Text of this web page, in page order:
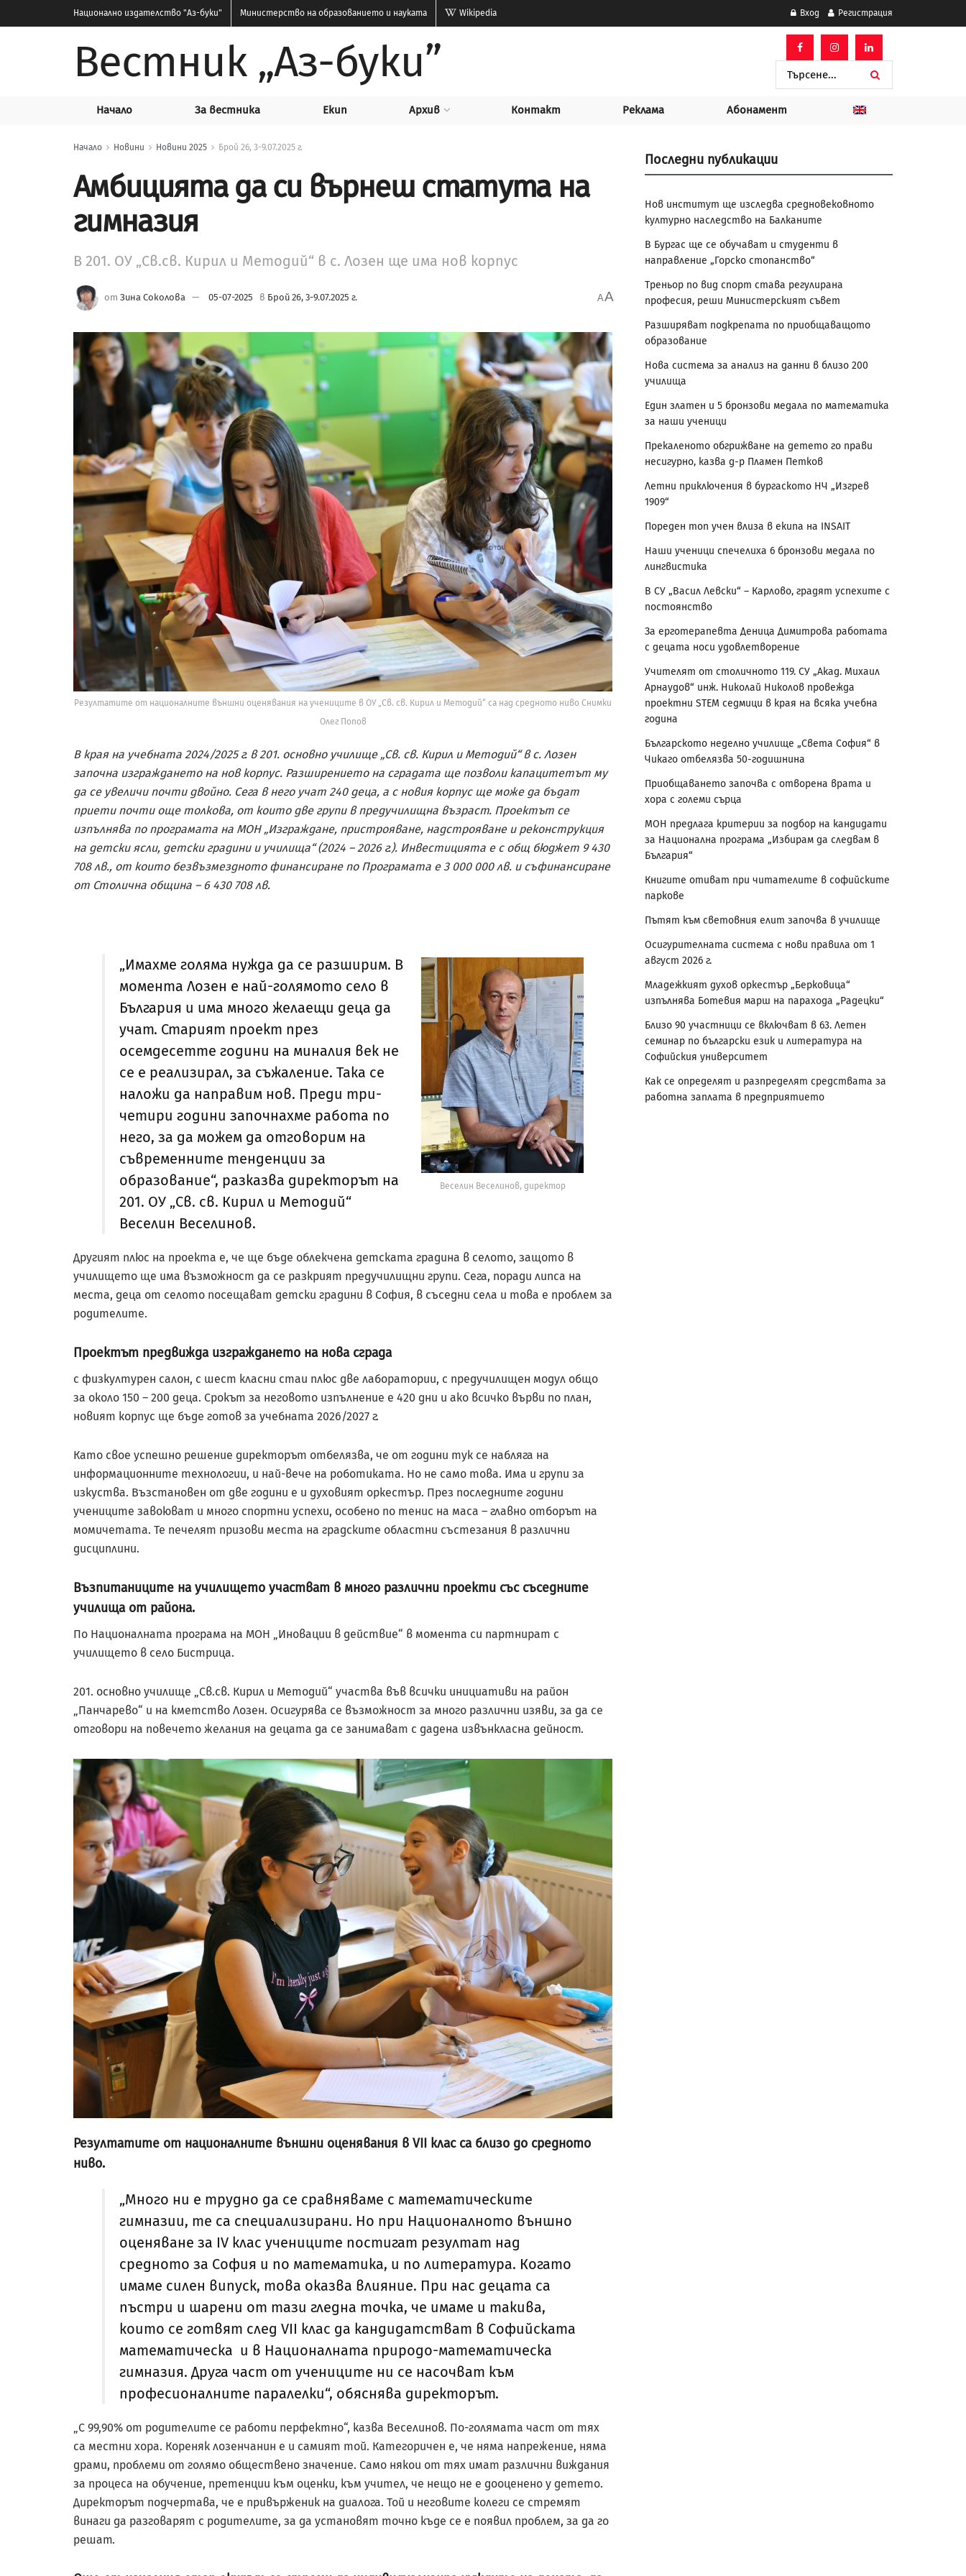
Национално издателство "Аз-буки" Министерство на образованието и науката Wikipedia Вход Регистрация
Вестник „Аз-буки”
Начало За вестника Екип Архив Контакт Реклама Абонамент
Начало Новини Новини 2025 Брой 26, 3-9.07.2025 г.
Амбицията да си върнеш статута на
гимназия
В 201. ОУ „Св.св. Кирил и Методий“ в с. Лозен ще има нов корпус
от Зина Соколова 05-07-2025 в Брой 26, 3-9.07.2025 г. AA
Резултатите от националните външни оценявания на учениците в ОУ „Св. св. Кирил и Методий“ са над средното ниво Снимки
Олег Попов
В края на учебната 2024/2025г. в 201. основно училище „Св. св. Кирил и Методий“ в с. Лозен
започна изграждането на нов корпус. Разширението на сградата ще позволи капацитетът му
да се увеличи почти двойно. Сега в него учат 240 деца, а с новия корпус ще може да бъдат
приети почти още толкова, от които две групи в предучилищна възраст. Проектът се
изпълнява по програмата на МОН „Изграждане, пристрояване, надстрояване и реконструкция
на детски ясли, детски градини и училища“ (2024 – 2026 г.). Инвестицията е с общ бюджет 9 430
708 лв., от които безвъзмездното финансиране по Програмата е 3 000 000 лв. и съфинансиране
от Столична община – 6 430 708 лв.
Веселин Веселинов, директор
„Имахме голяма нужда да се разширим. В
момента Лозен е най-голямото село в
България и има много желаещи деца да
учат. Старият проект през
осемдесетте години на миналия век не
се е реализирал, за съжаление. Така се
наложи да направим нов. Преди три-
четири години започнахме работа по
него, за да можем да отговорим на
съвременните тенденции за
образование“, разказва директорът на
201. ОУ „Св. св. Кирил и Методий“
Веселин Веселинов.
Другият плюс на проекта е, че ще бъде облекчена детската градина в селото, защото в
училището ще има възможност да се разкрият предучилищни групи. Сега, поради липса на
места, деца от селото посещават детски градини в София, в съседни села и това е проблем за
родителите.
Проектът предвижда изграждането на нова сграда
с физкултурен салон, с шест класни стаи плюс две лаборатории, с предучилищен модул общо
за около 150 – 200 деца. Срокът за неговото изпълнение е 420 дни и ако всичко върви по план,
новият корпус ще бъде готов за учебната 2026/2027 г.
Като свое успешно решение директорът отбелязва, че от години тук се набляга на
информационните технологии, и най-вече на роботиката. Но не само това. Има и групи за
изкуства. Възстановен от две години е и духовият оркестър. През последните години
учениците завоюват и много спортни успехи, особено по тенис на маса – главно отборът на
момичетата. Те печелят призови места на градските областни състезания в различни
дисциплини.
Възпитаниците на училището участват в много различни проекти със съседните
училища от района.
По Националната програма на МОН „Иновации в действие“ в момента си партнират с
училището в село Бистрица.
201. основно училище „Св.св. Кирил и Методий“ участва във всички инициативи на район
„Панчарево“ и на кметство Лозен. Осигурява се възможност за много различни изяви, за да се
отговори на повечето желания на децата да се занимават с дадена извънкласна дейност.
Резултатите от националните външни оценявания в VII клас са близо до средното
ниво.
„Много ни е трудно да се сравняваме с математическите
гимназии, те са специализирани. Но при Националното външно
оценяване за IV клас учениците постигат резултат над
средното за София и по математика, и по литература. Когато
имаме силен випуск, това оказва влияние. При нас децата са
пъстри и шарени от тази гледна точка, че имаме и такива,
които се готвят след VII клас да кандидатстват в Софийската
математическа и в Националната природо-математическа
гимназия. Друга част от учениците ни се насочват към
професионалните паралелки“, обяснява директорът.
„С 99,90% от родителите се работи перфектно“, казва Веселинов. По-голямата част от тях
са местни хора. Кореняк лозенчанин е и самият той. Категоричен е, че няма напрежение, няма
драми, проблеми от голямо обществено значение. Само някои от тях имат различни виждания
за процеса на обучение, претенции към оценки, към учител, че нещо не е дооценено у детето.
Директорът подчертава, че е привърженик на диалога. Той и неговите колеги се стремят
винаги да разговарят с родителите, за да установят точно къде се е появил проблем, за да го
решат.
Последни публикации
Нов институт ще изследва средновековното
културно наследство на Балканите
В Бургас ще се обучават и студенти в
направление „Горско стопанство“
Треньор по вид спорт става регулирана
професия, реши Министерският съвет
Разширяват подкрепата по приобщаващото
образование
Нова система за анализ на данни в близо 200
училища
Един златен и 5 бронзови медала по математика
за наши ученици
Прекаленото обгрижване на детето го прави
несигурно, казва д-р Пламен Петков
Летни приключения в бургаското НЧ „Изгрев
1909“
Пореден топ учен влиза в екипа на INSAIT
Наши ученици спечелиха 6 бронзови медала по
лингвистика
В СУ „Васил Левски“ – Карлово, градят успехите с
постоянство
За ерготерапевта Деница Димитрова работата
с децата носи удовлетворение
Учителят от столичното 119. СУ „Акад. Михаил
Арнаудов“ инж. Николай Николов провежда
проектни STEM седмици в края на всяка учебна
година
Българското неделно училище „Света София“ в
Чикаго отбелязва 50-годишнина
Приобщаването започва с отворена врата и
хора с големи сърца
МОН предлага критерии за подбор на кандидати
за Национална програма „Избирам да следвам в
България“
Книгите отиват при читателите в софийските
паркове
Пътят към световния елит започва в училище
Осигурителната система с нови правила от 1
август 2026 г.
Младежкият духов оркестър „Берковица“
изпълнява Ботевия марш на парахода „Радецки“
Близо 90 участници се включват в 63. Летен
семинар по български език и литература на
Софийския университет
Как се определят и разпределят средствата за
работна заплата в предприятието